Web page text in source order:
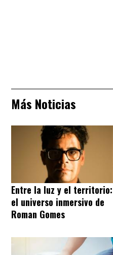
Más Noticias
Entre la luz y el territorio:
el universo inmersivo de
Roman Gomes